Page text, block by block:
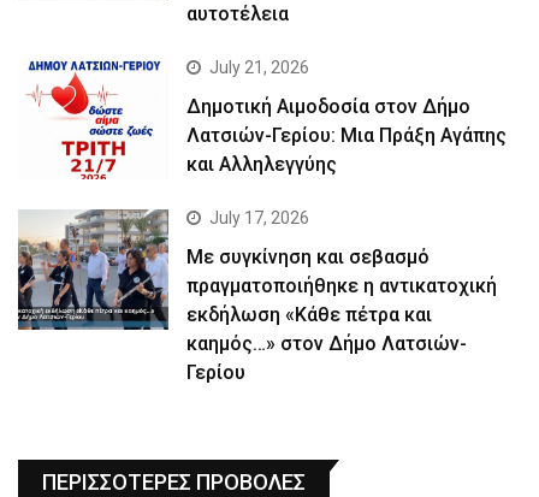
αυτοτέλεια
July 21, 2026
Δημοτική Αιμοδοσία στον Δήμο
Λατσιών-Γερίου: Μια Πράξη Αγάπης
και Αλληλεγγύης
July 17, 2026
Με συγκίνηση και σεβασμό
πραγματοποιήθηκε η αντικατοχική
εκδήλωση «Κάθε πέτρα και
καημός…» στον Δήμο Λατσιών-
Γερίου
ΠΕΡΙΣΣΟΤΕΡΕΣ ΠΡΟΒΟΛΕΣ